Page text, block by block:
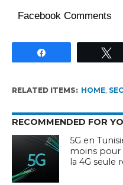
Facebook Comments
RELATED ITEMS: HOME,
RECOMMENDED FOR
5G en
moins pour
la 4G seule